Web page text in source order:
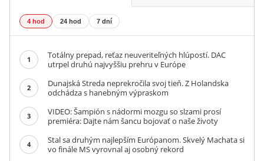
4 hod 24 hod 7 dní
1
Totálny prepad, reťaz neuveriteľných hlúpostí. DAC
utrpel druhú najvyššiu prehru v Európe
2
Dunajská Streda neprekročila svoj tieň. Z Holandska
odchádza s hanebným výpraskom
3
VIDEO: Šampión s nádormi mozgu so slzami prosí
premiéra: Dajte nám šancu bojovať o naše životy
4
Stal sa druhým najlepším Európanom. Skvelý Machata si
vo finále MS vyrovnal aj osobný rekord